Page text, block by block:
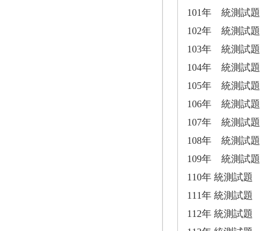
101年 統測試題
102年 統測試題
103年 統測試題
104年 統測試題
105年 統測試題
106年 統測試題
107年 統測試題
108年 統測試題
109年 統測試題
110年 統測試題
111年 統測試題
112年 統測試題